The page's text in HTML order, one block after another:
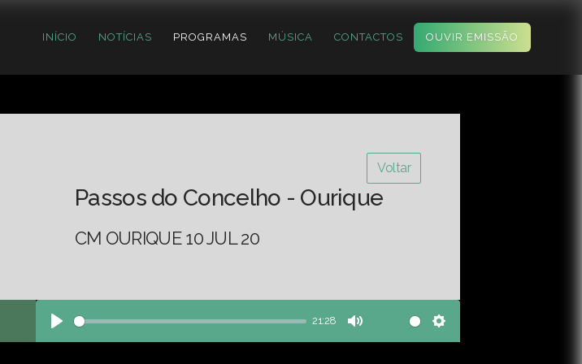
INÍCIO NOTÍCIAS PROGRAMAS MÚSICA CONTACTOS OUVIR EMISSÃO
Voltar
Passos do Concelho - Ourique
CM OURIQUE 10 JUL 20
Play
21:28
Mute Settings